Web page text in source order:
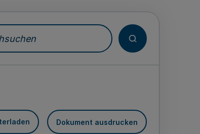
Dokument ausdrucken